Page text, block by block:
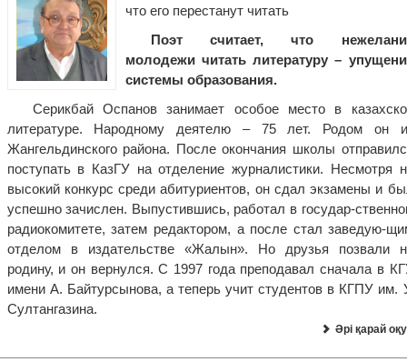
что его перестанут читать
Поэт считает, что
молодежи читать литературу –
системы образования.
Серикбай Оспанов занимает особое место в
литературе. Народному деятелю – 75 лет. Родом он
Жангельдинского района. После окончания школы
поступать в КазГУ на отделение журналистики. Несмотря
высокий конкурс среди абитуриентов, он сдал экзамены и
успешно зачислен. Выпустившись, работал в государ-
радиокомитете, затем редактором, а после стал заведую-
отделом в издательстве «Жалын». Но друзья позвали
родину, и он вернулся. С 1997 года преподавал сначала в
имени А. Байтурсынова, а теперь учит студентов в КГПУ им.
Султангазина.
Әрі қарай оқу